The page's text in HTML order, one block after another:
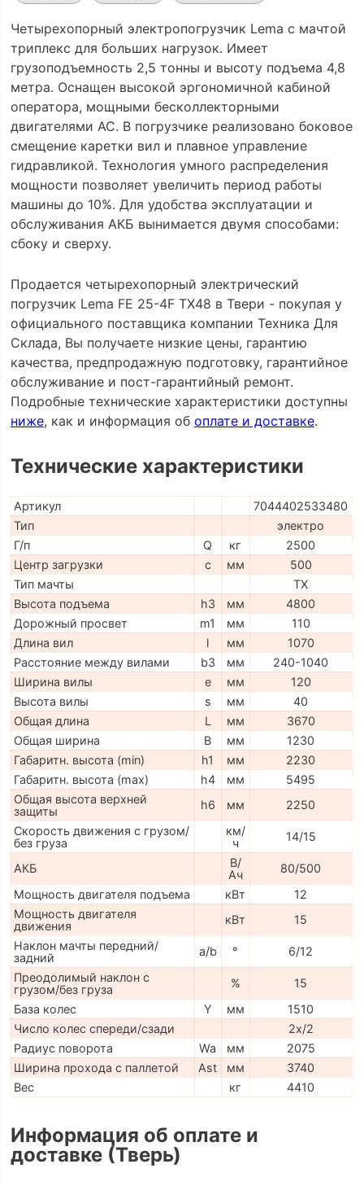
Четырехопорный электропогрузчик Lema с мачтой
триплекс для больших нагрузок. Имеет
грузоподъемность 2,5 тонны и высоту подъема 4,8
метра. Оснащен высокой эргономичной кабиной
оператора, мощными бесколлекторными
двигателями АС. В погрузчике реализовано боковое
смещение каретки вил и плавное управление
гидравликой. Технология умного распределения
мощности позволяет увеличить период работы
машины до 10%. Для удобства эксплуатации и
обслуживания АКБ вынимается двумя способами:
сбоку и сверху.
Продается четырехопорный электрический
погрузчик Lema FE 25-4F TX48 в Твери - покупая у
официального поставщика компании Техника Для
Склада, Вы получаете низкие цены, гарантию
качества, предпродажную подготовку, гарантийное
обслуживание и пост-гарантийный ремонт.
Подробные технические характеристики доступны
ниже, как и информация об оплате и доставке.
Технические характеристики
Артикул
7044402533480
Тип
электро
Г/п
Q кг
2500
Центр загрузки
c мм
500
Тип мачты
ТX
Высота подъема
h3 мм
4800
Дорожный просвет
m1 мм
110
Длина вил
l мм
1070
Расстояние между вилами
b3 мм
240-1040
Ширина вилы
e мм
120
Высота вилы
s мм
40
Общая длина
L мм
3670
Общая ширина
B мм
1230
Габаритн. высота (min)
h1 мм
2230
Габаритн. высота (max)
h4 мм
5495
Общая высота верхней
защиты
h6 мм
2250
Скорость движения с грузом/
без груза
км/
ч
14/15
АКБ
В/
Ач
80/500
Мощность двигателя подъема
кВт
12
Мощность двигателя
движения
кВт
15
Наклон мачты передний/
задний
a/b °
6/12
Преодолимый наклон с
грузом/без груза
%
15
База колес
Y мм
1510
Число колес спереди/сзади
2x/2
Радиус поворота
Wa мм
2075
Ширина прохода с паллетой
Ast мм
3740
Вес
кг 4410
Информация об оплате и
доставке (Тверь)